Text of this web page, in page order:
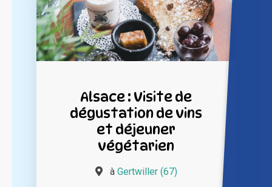
Alsace : Visite de
dégustation de vins
et déjeuner
végétarien
à Gertwiller (67)